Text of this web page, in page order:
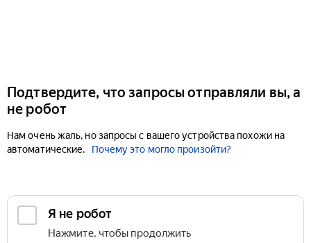
Подтвердите, что запросы отправляли вы, а
не робот
Нам очень жаль, но запросы с вашего устройства похожи на
автоматические.
Почему это могло произойти?